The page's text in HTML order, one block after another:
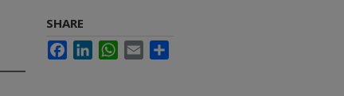
SHARE
FacebookLinkedInWhatsApp
Email